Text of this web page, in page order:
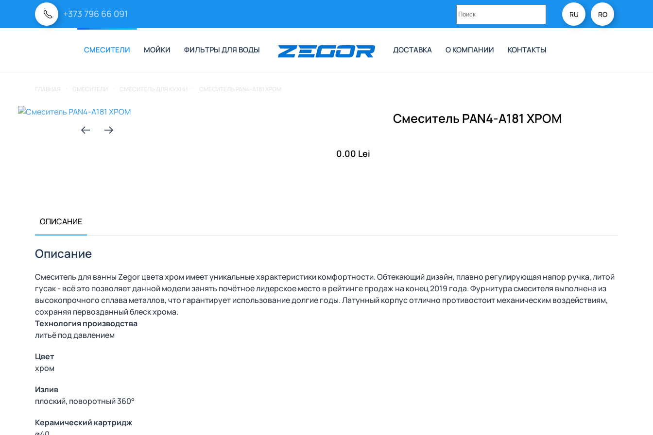
Перейти к содержимому
+373 796 66 091 RU RO
СМЕСИТЕЛИ МОЙКИ ФИЛЬТРЫ ДЛЯ ВОДЫ ДОСТАВКА О КОМПАНИИ КОНТАКТЫ
ГЛАВНАЯ СМЕСИТЕЛИ СМЕСИТЕЛЬ ДЛЯ КУХНИ СМЕСИТЕЛЬ PAN4-A181 ХРОМ
Смеситель PAN4-A181 ХРОМ
0.00 Lei
ОПИСАНИЕ
Описание
Смеситель для ванны Zegor цвета хром имеет уникальные характеристики комфортности. Обтекающий дизайн, плавно регулирующая напор ручка, литой
гусак - всё это позволяет данной модели занять почётное лидерское место в рейтинге продаж на конец 2019 года. Фурнитура смесителя выполнена из
высокопрочного сплава металлов, что гарантирует использование долгие годы. Латунный корпус отлично противостоит механическим воздействиям,
сохраняя первозданный блеск хрома.
Технология производства
литьё под давлением
Цвет
хром
Излив
плоский, поворотный 360°
Керамический картридж